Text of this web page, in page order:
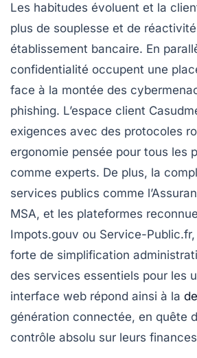
Les habitudes évoluent et la
plus de souplesse et de
établissement bancaire. En
confidentialité occupent une
face à la montée des
phishing. L’espace client
exigences avec des protocoles
ergonomie pensée pour tous les
comme experts. De plus, la
services publics comme
MSA, et les plateformes
Impots.gouv ou Service-
forte de simplification
des services essentiels pour les
interface web répond ainsi à la
génération connectée, en quête
contrôle absolu sur leurs